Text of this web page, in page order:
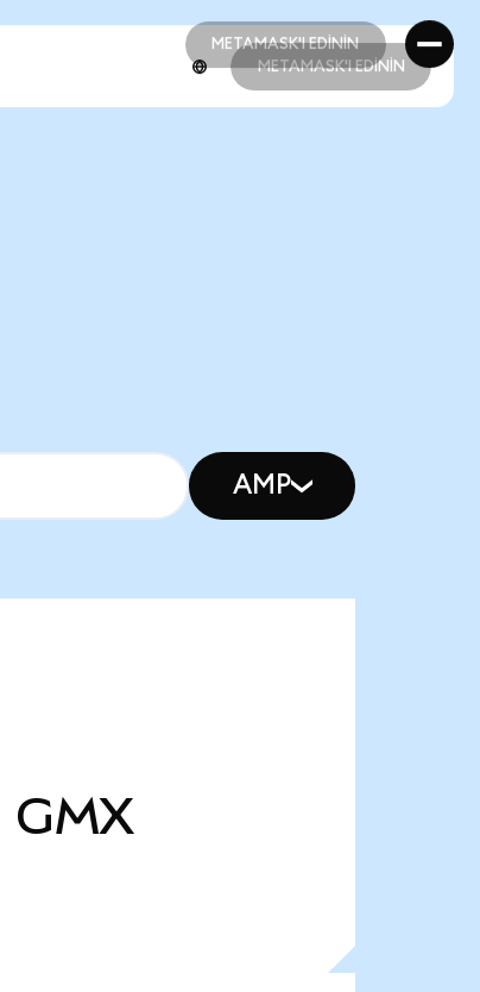
METAMASK'I EDİNİN
METAMASK'I EDİNİN
METAMASK'I EDİNİN
AMP
GMX